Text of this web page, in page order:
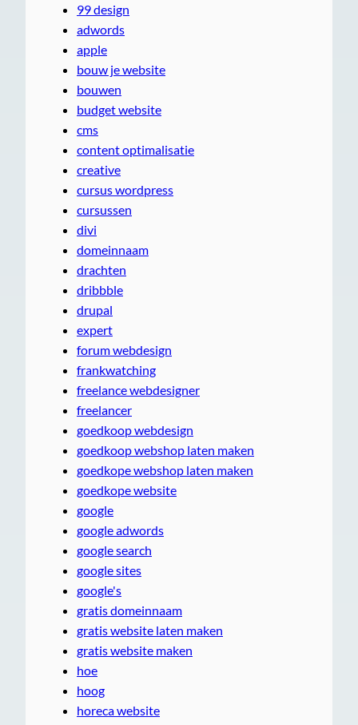
99 design
adwords
apple
bouw je website
bouwen
budget website
cms
content optimalisatie
creative
cursus wordpress
cursussen
divi
domeinnaam
drachten
dribbble
drupal
expert
forum webdesign
frankwatching
freelance webdesigner
freelancer
goedkoop webdesign
goedkoop webshop laten maken
goedkope webshop laten maken
goedkope website
google
google adwords
google search
google sites
google's
gratis domeinnaam
gratis website laten maken
gratis website maken
hoe
hoog
horeca website